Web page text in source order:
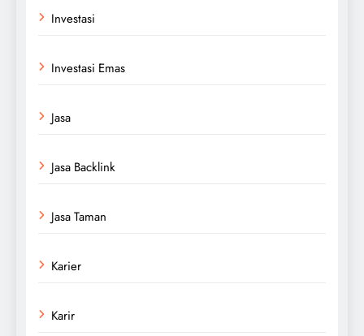
Investasi
Investasi Emas
Jasa
Jasa Backlink
Jasa Taman
Karier
Karir